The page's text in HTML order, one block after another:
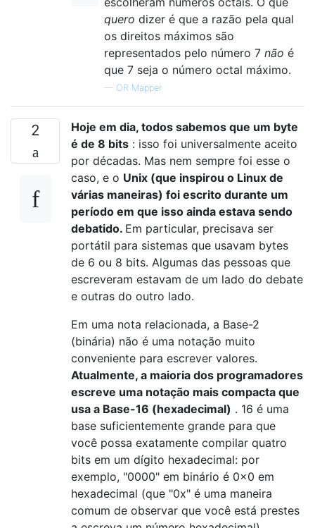
quero dizer é que a razão pela qual
os direitos máximos são
representados pelo número 7 não é
que 7 seja o número octal máximo.
— OR Mapper
2
Hoje em dia, todos sabemos que um byte
é de 8 bits : isso foi universalmente aceito
por décadas. Mas nem sempre foi esse o
caso, e o Unix (que inspirou o Linux de
várias maneiras) foi escrito durante um
período em que isso ainda estava sendo
debatido. Em particular, precisava ser
portátil para sistemas que usavam bytes
de 6 ou 8 bits. Algumas das pessoas que
escreveram estavam de um lado do debate
e outras do outro lado.
Em uma nota relacionada, a Base-2
(binária) não é uma notação muito
conveniente para escrever valores.
Atualmente, a maioria dos programadores
escreve uma notação mais compacta que
usa a Base-16 (hexadecimal) . 16 é uma
base suficientemente grande para que
você possa exatamente compilar quatro
bits em um dígito hexadecimal: por
exemplo, "0000" em binário é 0x0 em
hexadecimal (que "0x" é uma maneira
comum de observar que você está prestes